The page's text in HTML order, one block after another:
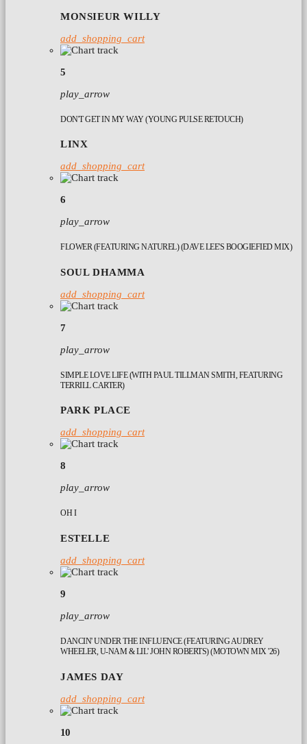
MONSIEUR WILLY
add_shopping_cart
5
play_arrow
DON'T GET IN MY WAY (YOUNG PULSE RETOUCH)
LINX
add_shopping_cart
6
play_arrow
FLOWER (FEATURING NATUREL) (DAVE LEE'S BOOGIEFIED MIX)
SOUL DHAMMA
add_shopping_cart
7
play_arrow
SIMPLE LOVE LIFE (WITH PAUL TILLMAN SMITH, FEATURING
TERRILL CARTER)
PARK PLACE
add_shopping_cart
8
play_arrow
OH I
ESTELLE
add_shopping_cart
9
play_arrow
DANCIN' UNDER THE INFLUENCE (FEATURING AUDREY
WHEELER, U-NAM & LIL' JOHN ROBERTS) (MOTOWN MIX '26)
JAMES DAY
add_shopping_cart
10